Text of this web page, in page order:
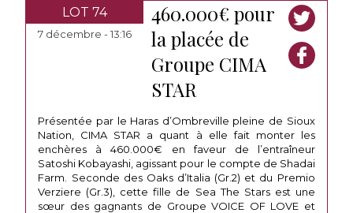
LOT 74
7 décembre - 13:16
460.000€ pour
la placée de
Groupe CIMA
STAR
Présentée par le Haras d’Ombreville pleine de Sioux
Nation, CIMA STAR a quant à elle fait monter les
enchères à 460.000€ en faveur de l’entraîneur
Satoshi Kobayashi, agissant pour le compte de Shadai
Farm. Seconde des Oaks d’Italia (Gr.2) et du Premio
Verziere (Gr.3), cette fille de Sea The Stars est une
sœur des gagnants de Groupe VOICE OF LOVE et